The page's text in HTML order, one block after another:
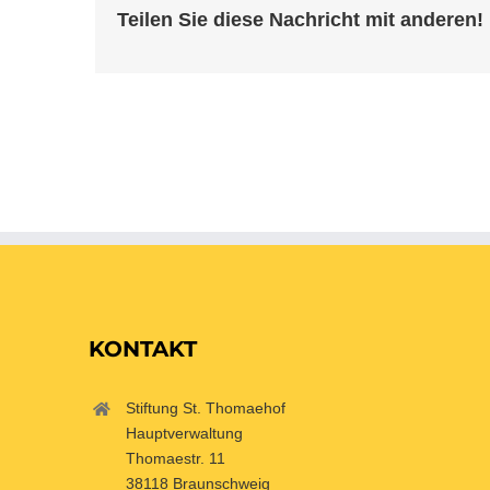
Teilen Sie diese Nachricht mit anderen!
KONTAKT
Stiftung St. Thomaehof
Hauptverwaltung
Thomaestr. 11
38118 Braunschweig